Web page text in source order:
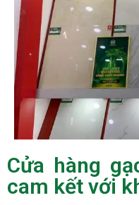
Cửa hàng
cam kết với